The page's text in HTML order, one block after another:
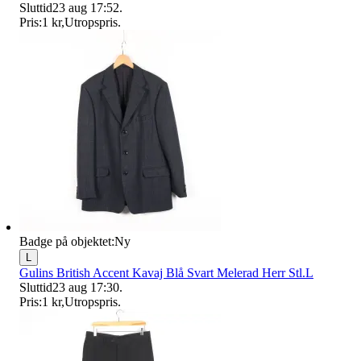
Sluttid23 aug 17:52.
Pris:1 kr,Utropspris.
Badge på objektet:Ny
L
Gulins British Accent Kavaj Blå Svart Melerad Herr Stl.L
Sluttid23 aug 17:30.
Pris:1 kr,Utropspris.